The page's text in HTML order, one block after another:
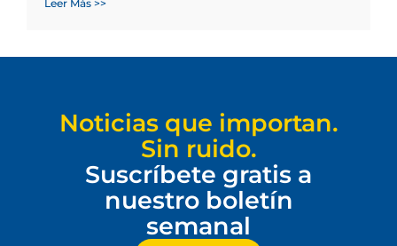
Leer Más >>
Noticias que importan.
Sin ruido.
Suscríbete gratis a
nuestro boletín
semanal